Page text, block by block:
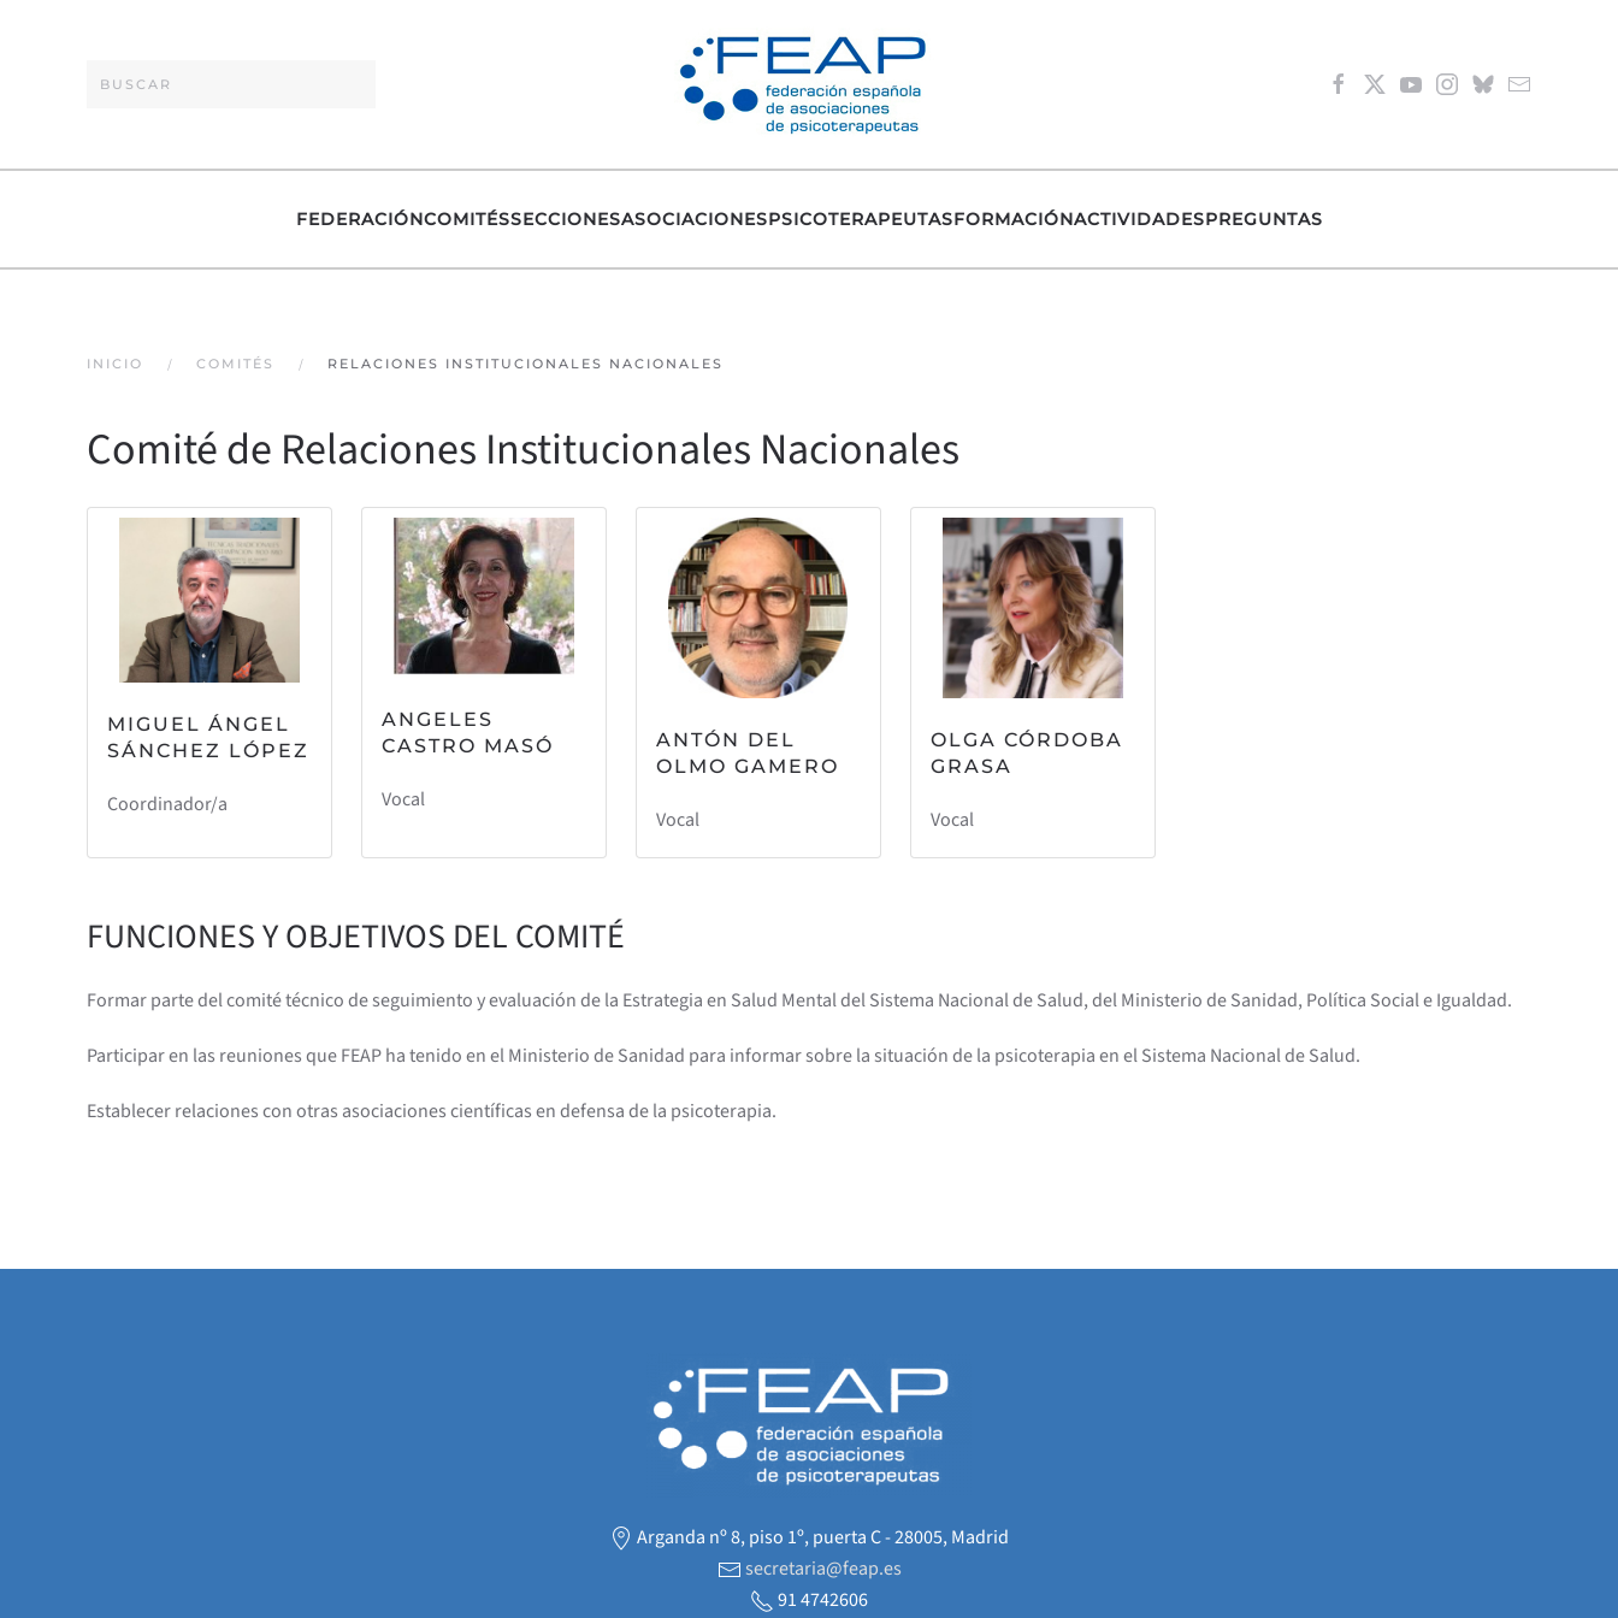
FEDERACIÓNCOMITÉSSECCIONESASOCIACIONESPSICOTERAPEUTASFORMACIÓNACTIVIDADESPREGUNTAS
INICIO COMITÉS RELACIONES INSTITUCIONALES NACIONALES
Comité de Relaciones Institucionales Nacionales
MIGUEL ÁNGEL
SÁNCHEZ LÓPEZ
Coordinador/a
ANGELES
CASTRO MASÓ
Vocal
ANTÓN DEL
OLMO GAMERO
Vocal
OLGA CÓRDOBA
GRASA
Vocal
FUNCIONES Y OBJETIVOS DEL COMITÉ
Formar parte del comité técnico de seguimiento y evaluación de la Estrategia en Salud Mental del Sistema Nacional de Salud, del Ministerio de Sanidad, Política Social e Igualdad.
Participar en las reuniones que FEAP ha tenido en el Ministerio de Sanidad para informar sobre la situación de la psicoterapia en el Sistema Nacional de Salud.
Establecer relaciones con otras asociaciones científicas en defensa de la psicoterapia.
Arganda nº 8, piso 1º, puerta C - 28005, Madrid
secretaria@feap.es
91 4742606